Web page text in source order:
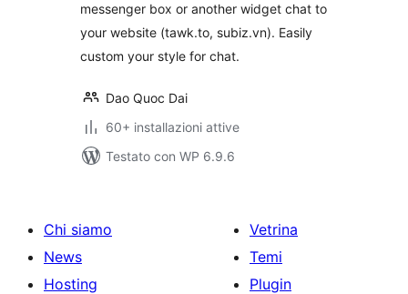
messenger box or another widget chat to
your website (tawk.to, subiz.vn). Easily
custom your style for chat.
Dao Quoc Dai
60+ installazioni attive
Testato con WP 6.9.6
Chi siamo
News
Hosting
Vetrina
Temi
Plugin